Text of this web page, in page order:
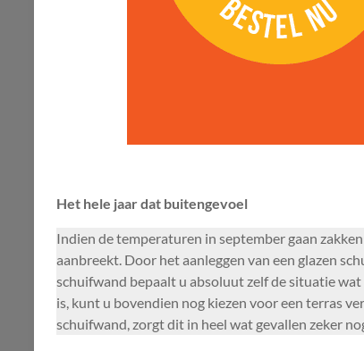
Het hele jaar dat buitengevoel
Indien de temperaturen in september gaan
aanbreekt. Door het aanleggen van een glazen
schuifwand bepaalt u absoluut zelf de situatie
is, kunt u bovendien nog kiezen voor een terras
schuifwand, zorgt dit in heel wat gevallen zeker